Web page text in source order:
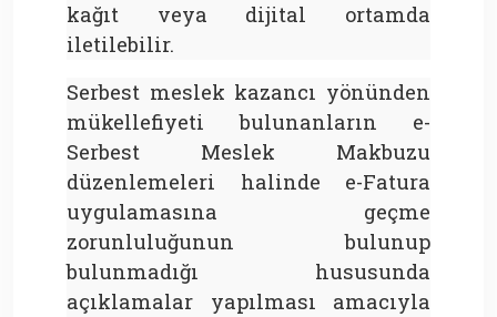
kağıt veya dijital ortamda
iletilebilir.
Serbest meslek kazancı yönünden
mükellefiyeti bulunanların e-
Serbest Meslek Makbuzu
düzenlemeleri halinde e-Fatura
uygulamasına geçme
zorunluluğunun bulunup
bulunmadığı hususunda
açıklamalar yapılması amacıyla